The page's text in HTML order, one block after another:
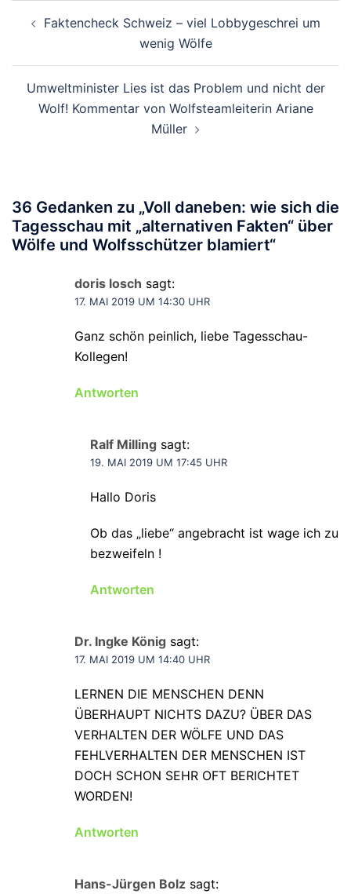
Faktencheck Schweiz – viel Lobbygeschrei um
wenig Wölfe
Umweltminister Lies ist das Problem und nicht der
Wolf! Kommentar von Wolfsteamleiterin Ariane
Müller
36 Gedanken zu „Voll daneben: wie sich die
Tagesschau mit „alternativen Fakten“ über
Wölfe und Wolfsschützer blamiert“
doris losch sagt:
17. MAI 2019 UM 14:30 UHR
Ganz schön peinlich, liebe Tagesschau-
Kollegen!
Antworten
Ralf Milling sagt:
19. MAI 2019 UM 17:45 UHR
Hallo Doris
Ob das „liebe“ angebracht ist wage ich zu
bezweifeln !
Antworten
Dr. Ingke König sagt:
17. MAI 2019 UM 14:40 UHR
LERNEN DIE MENSCHEN DENN
ÜBERHAUPT NICHTS DAZU? ÜBER DAS
VERHALTEN DER WÖLFE UND DAS
FEHLVERHALTEN DER MENSCHEN IST
DOCH SCHON SEHR OFT BERICHTET
WORDEN!
Antworten
Hans-Jürgen Bolz sagt: